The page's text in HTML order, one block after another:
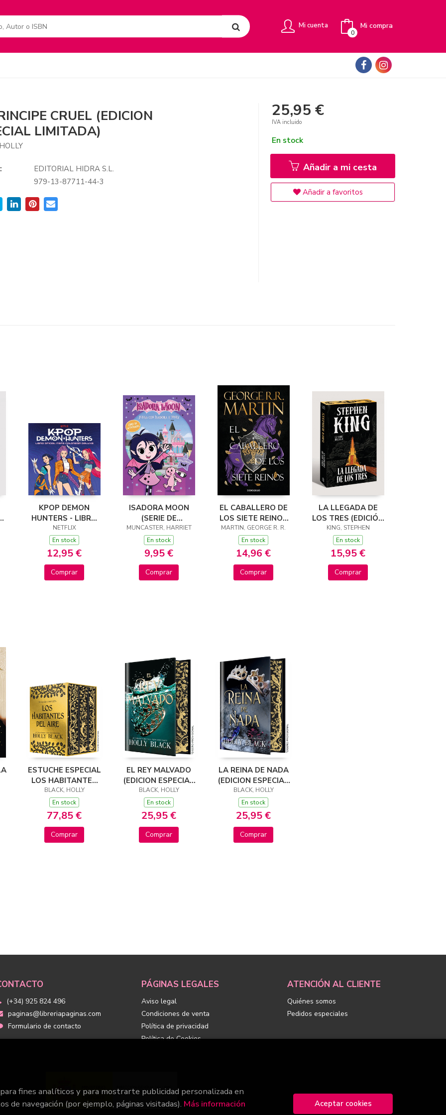
Mi cuenta Mi compra
0
CRUEL (EDICION
LIMITADA)
EDITORIAL HIDRA S.L.
979-13-87711-44-3
25,95 €
IVA incluido
En stock
Añadir a mi cesta
Añadir a favoritos
KPOP DEMON
HUNTERS - LIBRO
OFICIAL PARA
COLOREAR DELUXE
NETFLIX
En stock
12,95 €
Comprar
ISADORA MOON
(SERIE DE
TELEVISIÓN) -
JUEGA CON
ISADORA Y PINKY
MUNCASTER, HARRIET
En stock
9,95 €
Comprar
EL CABALLERO DE
LOS SIETE REINOS
(CANCIÓN DE HIELO
Y FUEGO)
MARTIN, GEORGE R. R.
En stock
14,96 €
Comprar
LA LLEGADA DE
LOS TRES (EDICIÓN
CANTOS
TINTADOS) (LA
TORRE OSCURA 2)
KING, STEPHEN
En stock
15,95 €
Comprar
ESTUCHE ESPECIAL
LOS HABITANTES
DEL AIRE (EDICIÓN
ESPECIAL
LIMITADA)
BLACK, HOLLY
En stock
77,85 €
Comprar
EL REY MALVADO
(EDICION ESPECIAL
LIMITADA)
BLACK, HOLLY
En stock
25,95 €
Comprar
LA REINA DE NADA
(EDICION ESPECIAL
LIMITADA)
BLACK, HOLLY
En stock
25,95 €
Comprar
(+34) 925 824 496
paginas@libreriapaginas.com
Formulario de contacto
PÁGINAS LEGALES
Aviso legal
Condiciones de venta
Política de privacidad
Política de Cookies
ATENCIÓN AL CLIENTE
Quiénes somos
Pedidos especiales
fines analíticos y para mostrarte publicidad personalizada en
de navegación (por ejemplo, páginas visitadas). Más información
Aceptar cookies